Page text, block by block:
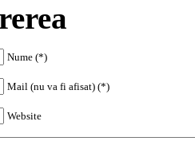
Nume (*)
Mail (nu va fi afisat) (*)
Website